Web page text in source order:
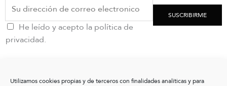
Utilizamos cookies propias y de terceros con finalidades analíticas y para
He leído y acepto la política de
privacidad.
SUSCRIBIRME
clientes@vxshoes.com